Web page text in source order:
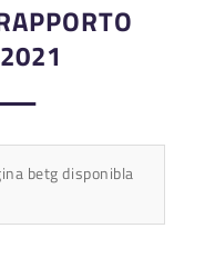
betg disponibla